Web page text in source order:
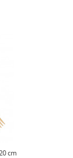
cm